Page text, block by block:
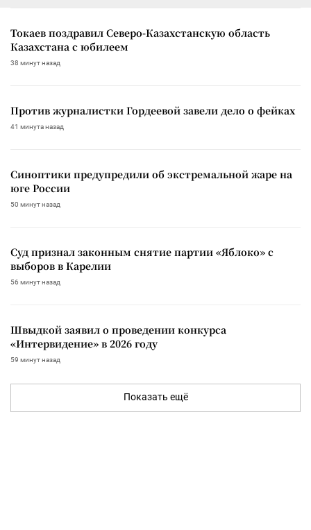
Токаев поздравил Северо-Казахстанскую область
Казахстана с юбилеем
38 минут назад
Против журналистки Гордеевой завели дело о фейках
41 минута назад
Синоптики предупредили об экстремальной жаре на
юге России
50 минут назад
Суд признал законным снятие партии «Яблоко» с
выборов в Карелии
56 минут назад
Швыдкой заявил о проведении конкурса
«Интервидение» в 2026 году
59 минут назад
Показать ещё